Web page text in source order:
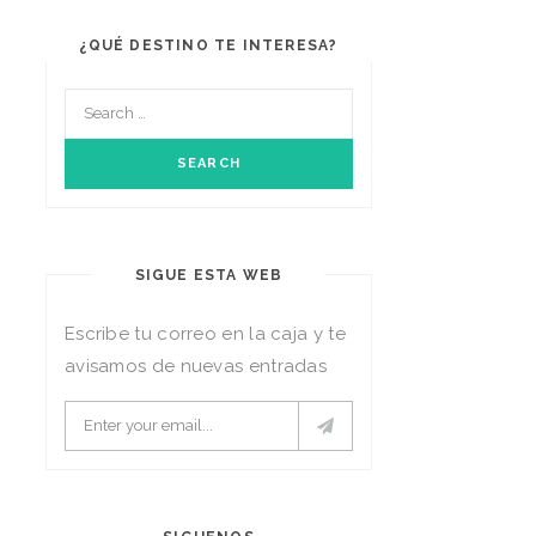
¿QUÉ DESTINO TE INTERESA?
SIGUE ESTA WEB
Escribe tu correo en la caja y te
avisamos de nuevas entradas